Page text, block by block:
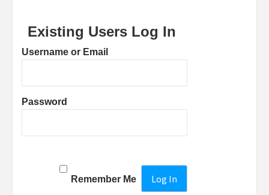
Existing Users Log In
Username or Email
Password
Remember Me